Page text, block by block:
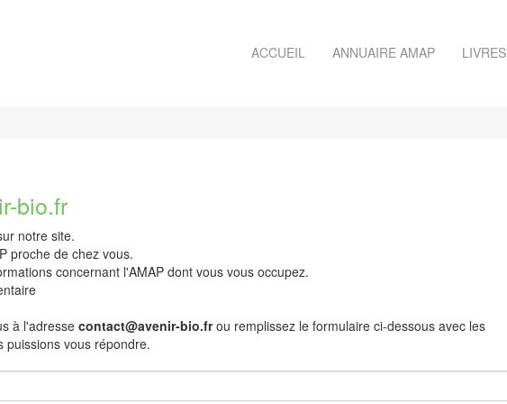
ACCUEIL ANNUAIRE AMAP LIVRES
bio.fr
notre site.
proche de chez vous.
concernant l'AMAP dont vous vous occupez.
à l'adresse contact@avenir-bio.frou remplissez le formulaire ci-dessous avec les
puissions vous répondre.